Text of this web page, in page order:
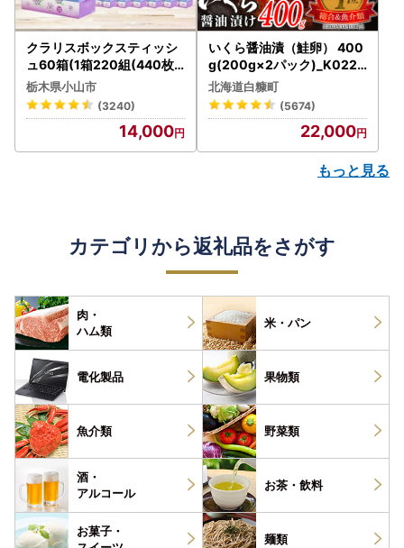
クラリスボックスティッシ
ュ60箱(1箱220組(440枚))
(5個入り×12セット)【配送
不可地域：離島・沖縄県】
【1256759】
栃木県小山市
(3240)
14,000
いくら醤油漬（鮭卵） 400
g(200g×2パック)_K022-
1676
北海道白糠町
(5674)
22,000
もっと見る
カテゴリから返礼品をさがす
肉・
ハム類
米・パン
電化製品 果物類
魚介類 野菜類
酒・
アルコール
お茶・ 飲料
お菓子・
麺類